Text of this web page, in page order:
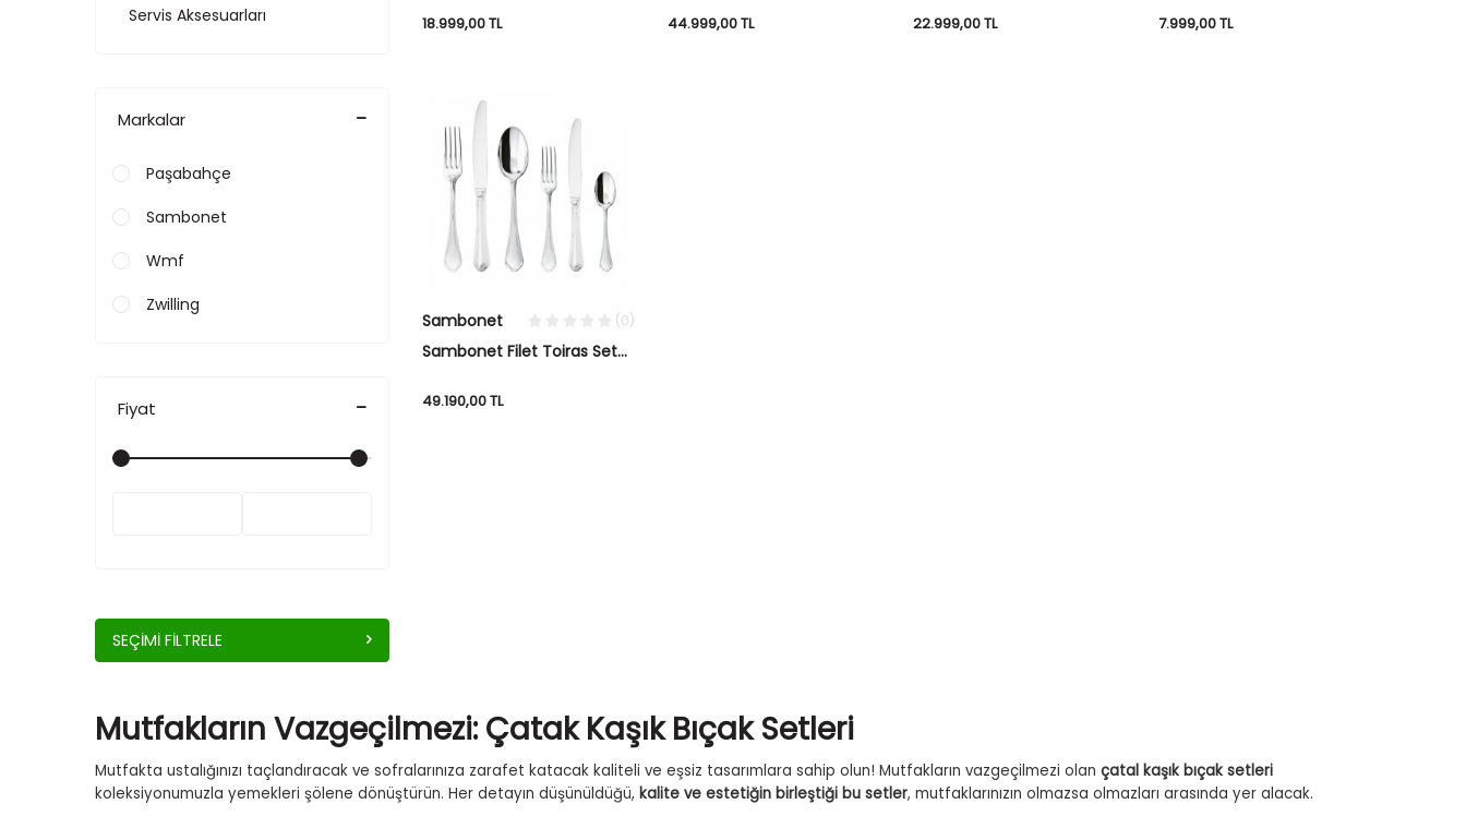
Servis Aksesuarları
Markalar
Paşabahçe
Sambonet
Wmf
Zwilling
Fiyat
SEÇIMI FILTRELE
18.999,00TL 44.999,00TL 22.999,00TL 7.999,00TL
Sambonet (0)
Sambonet Filet Toiras Set
49.190,00TL
Mutfakların Vazgeçilmezi: Çatak Kaşık Bıçak Setleri
Mutfakta ustalığınızı taçlandıracak ve sofralarınıza zarafet katacak kaliteli ve eşsiz tasarımlara sahip olun! Mutfakların vazgeçilmezi olan çatal kaşık bıçak setleri
koleksiyonumuzla yemekleri şölene dönüştürün. Her detayın düşünüldüğü, kalite ve estetiğin birleştiği bu setler, mutfaklarınızın olmazsa olmazları arasında yer alacak.